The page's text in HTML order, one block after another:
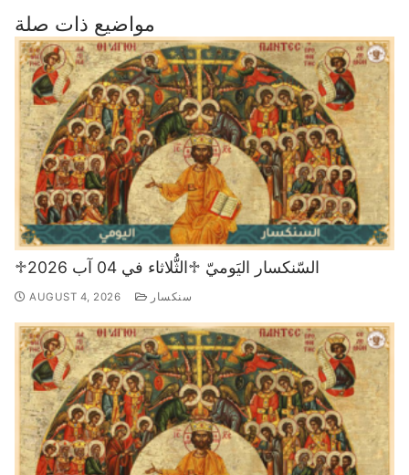
مواضيع ذات صلة
♱السّنكسار اليَوميّ ♱الثُّلاثاء في 04 آب 2026
AUGUST 4, 2026 سنكسار